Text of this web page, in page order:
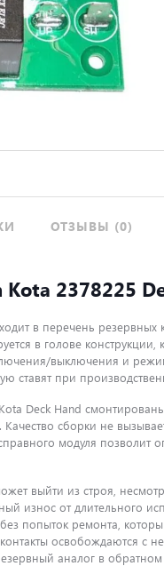
ОТЗЫВЫ (0)
2378225
в перечень
в голове
выключения и
ставят при
Deck Hand
сборки не
модуля позволит
выйти из строя,
износ от длительного
попыток ремонта,
освобождаются
аналог в